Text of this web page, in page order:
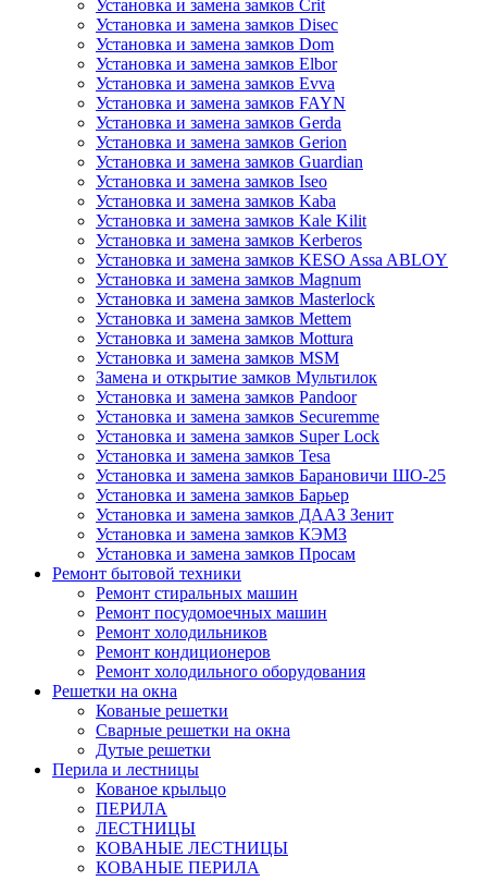
Установка и замена замков Crit
Установка и замена замков Disec
Установка и замена замков Dom
Установка и замена замков Elbor
Установка и замена замков Evva
Установка и замена замков FAYN
Установка и замена замков Gerda
Установка и замена замков Gerion
Установка и замена замков Guardian
Установка и замена замков Iseo
Установка и замена замков Kaba
Установка и замена замков Kale Kilit
Установка и замена замков Kerberos
Установка и замена замков KESO Assa ABLOY
Установка и замена замков Magnum
Установка и замена замков Masterlock
Установка и замена замков Mettem
Установка и замена замков Mottura
Установка и замена замков MSM
Замена и открытие замков Мультилок
Установка и замена замков Pandoor
Установка и замена замков Securemme
Установка и замена замков Super Lock
Установка и замена замков Tesa
Установка и замена замков Барановичи ШО-25
Установка и замена замков Барьер
Установка и замена замков ДААЗ Зенит
Установка и замена замков КЭМЗ
Установка и замена замков Просам
Ремонт бытовой техники
Ремонт стиральных машин
Ремонт посудомоечных машин
Ремонт холодильников
Ремонт кондиционеров
Ремонт холодильного оборудования
Решетки на окна
Кованые решетки
Сварные решетки на окна
Дутые решетки
Перила и лестницы
Кованое крыльцо
ПЕРИЛА
ЛЕСТНИЦЫ
КОВАНЫЕ ЛЕСТНИЦЫ
КОВАНЫЕ ПЕРИЛА